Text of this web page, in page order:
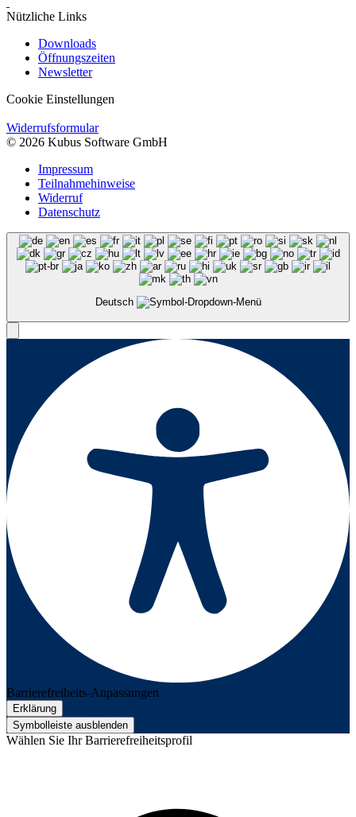
Nützliche Links
Downloads
Öffnungszeiten
Newsletter
Cookie Einstellungen
Widerrufsformular
© 2026 Kubus Software GmbH
Impressum
Teilnahmehinweise
Widerruf
Datenschutz
Deutsch
Barrierefreiheits-Anpassungen
Erklärung
Symbolleiste ausblenden
Wählen Sie Ihr Barrierefreiheitsprofil